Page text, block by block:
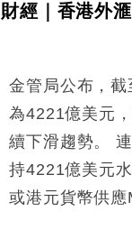
11:12
國際｜特
司
18:31
財經｜華
及消費表
16:47
本地｜假
財經｜香港外
金管局公布，
為4221億美元
續下滑趨勢。
持4221億美元
或港元貨幣供應